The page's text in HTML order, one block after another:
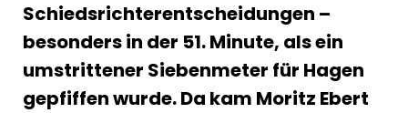
Schiedsrichterentscheidungen –
besonders in der 51. Minute, als ein
umstrittener Siebenmeter für Hagen
gepfiffen wurde. Da kam Moritz Ebert